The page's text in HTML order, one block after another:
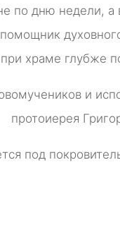
по дню недели, а
при храме глубже
и
протоиерея
под